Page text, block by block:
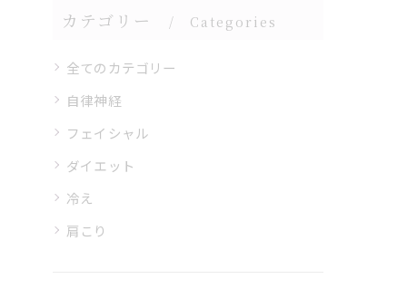
カテゴリー Categories
全てのカテゴリー
自律神経
フェイシャル
ダイエット
冷え
肩こり